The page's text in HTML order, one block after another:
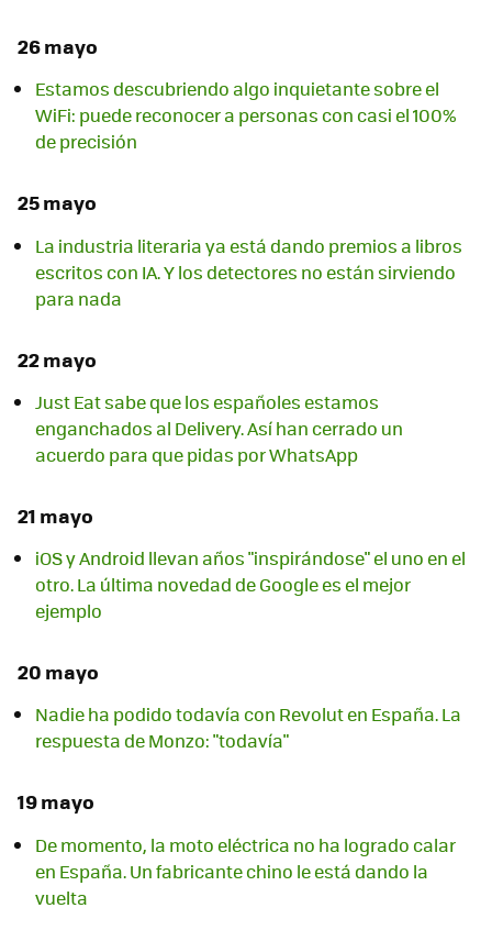
26 mayo
Estamos descubriendo algo inquietante sobre el
WiFi: puede reconocer a personas con casi el 100%
de precisión
25 mayo
La industria literaria ya está dando premios a libros
escritos con IA. Y los detectores no están sirviendo
para nada
22 mayo
Just Eat sabe que los españoles estamos
enganchados al Delivery. Así han cerrado un
acuerdo para que pidas por WhatsApp
21 mayo
iOS y Android llevan años "inspirándose" el uno en el
otro. La última novedad de Google es el mejor
ejemplo
20 mayo
Nadie ha podido todavía con Revolut en España. La
respuesta de Monzo: "todavía"
19 mayo
De momento, la moto eléctrica no ha logrado calar
en España. Un fabricante chino le está dando la
vuelta